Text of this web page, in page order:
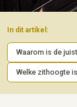
In dit artikel:
Waarom is de
Welke zithoogte